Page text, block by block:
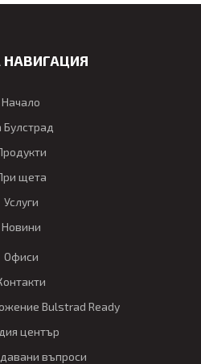
НАВИГАЦИЯ
Начало
Булстрад
щета
Услуги
Новини
Офиси
Bulstrad Ready
център
въпроси